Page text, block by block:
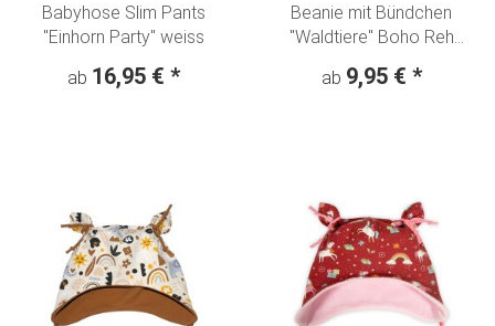
Babyhose Slim Pants
"Einhorn Party" weiss
ab 16,95 € *
Beanie mit Bündchen
"Waldtiere" Boho Reh
ab 9,95 € *